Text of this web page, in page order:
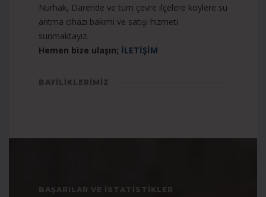
Nurhak, Darende ve tüm çevre ilçelere köylere su
arıtma cihazı bakımı ve satışı hizmeti
sunmaktayız.
Hemen bize ulaşın; İLETİŞİM
BAYILIKLERIMIZ
BAŞARILAR VE İSTATİSTİKLER